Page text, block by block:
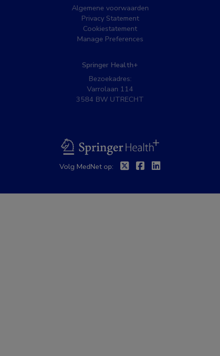
Algemene voorwaarden
Privacy Statement
Cookiestatement
Manage Preferences
Springer Health+
Bezoekadres:
Varrolaan 114
3584 BW UTRECHT
BSL
Volg MedNet op: TwitterFacebook
Linkedin